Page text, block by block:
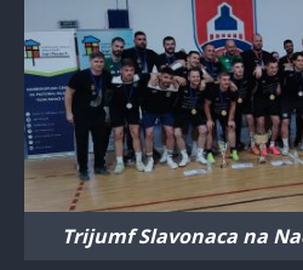
Trijumf Slavonaca na